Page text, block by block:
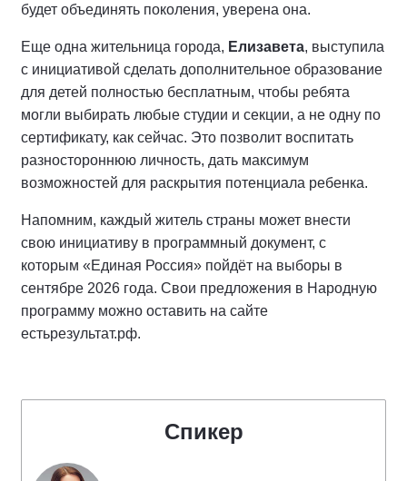
будет объединять поколения, уверена она.
Еще одна жительница города, Елизавета, выступила
с инициативой сделать дополнительное образование
для детей полностью бесплатным, чтобы ребята
могли выбирать любые студии и секции, а не одну по
сертификату, как сейчас. Это позволит воспитать
разностороннюю личность, дать максимум
возможностей для раскрытия потенциала ребенка.
Напомним, каждый житель страны может внести
свою инициативу в программный документ, с
которым «Единая Россия» пойдёт на выборы в
сентябре 2026 года. Свои предложения в Народную
программу можно оставить на сайте
естьрезультат.рф.
Спикер